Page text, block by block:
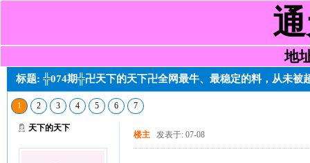
地
标题: ╬074期╬卍天下的天下卍全网最牛、最稳定的料，从未被
1 2 3 4 5 6 7
天下的天下
楼主 发表于: 07-08